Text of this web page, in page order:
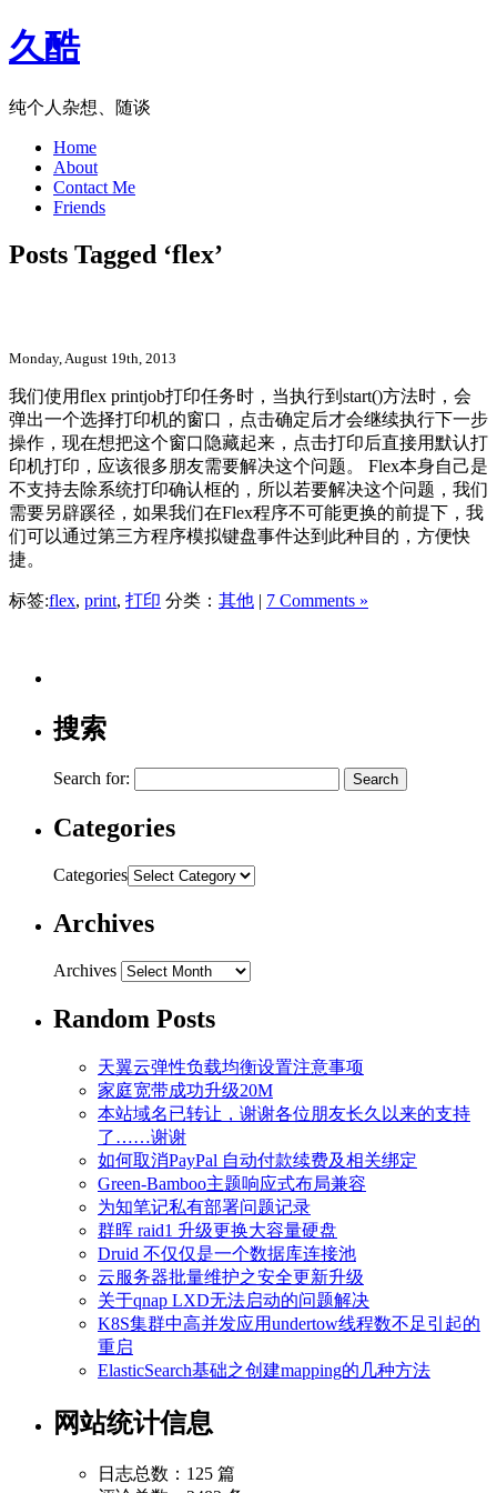
久酷
纯个人杂想、随谈
Home
About
Contact Me
Friends
Posts Tagged ‘flex’
Monday, August 19th, 2013
我们使用flex printjob打印任务时，当执行到start()方法时，会
弹出一个选择打印机的窗口，点击确定后才会继续执行下一步
操作，现在想把这个窗口隐藏起来，点击打印后直接用默认打
印机打印，应该很多朋友需要解决这个问题。 Flex本身自己是
不支持去除系统打印确认框的，所以若要解决这个问题，我们
需要另辟蹊径，如果我们在Flex程序不可能更换的前提下，我
们可以通过第三方程序模拟键盘事件达到此种目的，方便快
捷。
标签:flex, print, 打印 分类： 其他 | 7 Comments »
搜索
Search for:
Categories
Categories
Archives
Archives
Random Posts
天翼云弹性负载均衡设置注意事项
家庭宽带成功升级20M
本站域名已转让，谢谢各位朋友长久以来的支持
了……谢谢
如何取消PayPal 自动付款续费及相关绑定
Green-Bamboo主题响应式布局兼容
为知笔记私有部署问题记录
群晖 raid1 升级更换大容量硬盘
Druid 不仅仅是一个数据库连接池
云服务器批量维护之安全更新升级
关于qnap LXD无法启动的问题解决
K8S集群中高并发应用undertow线程数不足引起的
重启
ElasticSearch基础之创建mapping的几种方法
网站统计信息
日志总数：125 篇